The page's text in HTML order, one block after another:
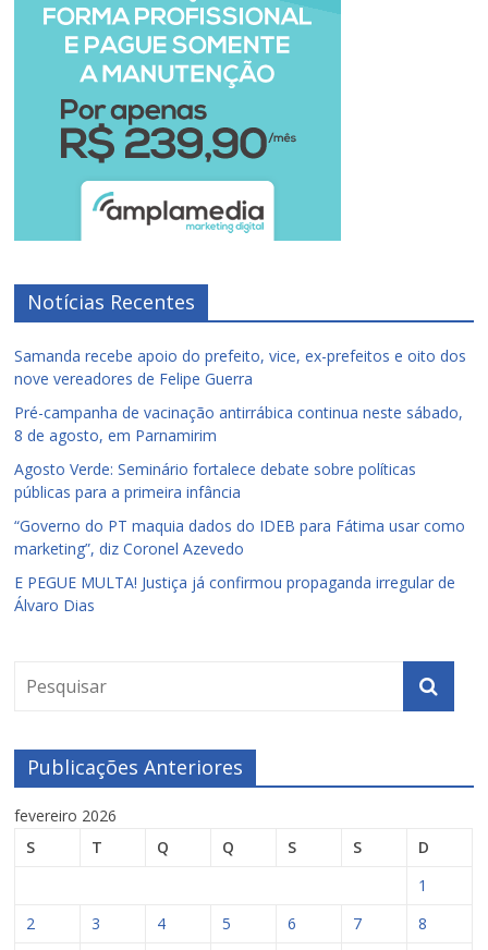
Notícias Recentes
Samanda recebe apoio do prefeito, vice, ex-prefeitos e oito dos
nove vereadores de Felipe Guerra
Pré-campanha de vacinação antirrábica continua neste sábado,
8 de agosto, em Parnamirim
Agosto Verde: Seminário fortalece debate sobre políticas
públicas para a primeira infância
“Governo do PT maquia dados do IDEB para Fátima usar como
marketing”, diz Coronel Azevedo
E PEGUE MULTA! Justiça já confirmou propaganda irregular de
Álvaro Dias
Publicações Anteriores
fevereiro 2026
S
T Q Q S S
D
1
2
3 4 5 6 7
8